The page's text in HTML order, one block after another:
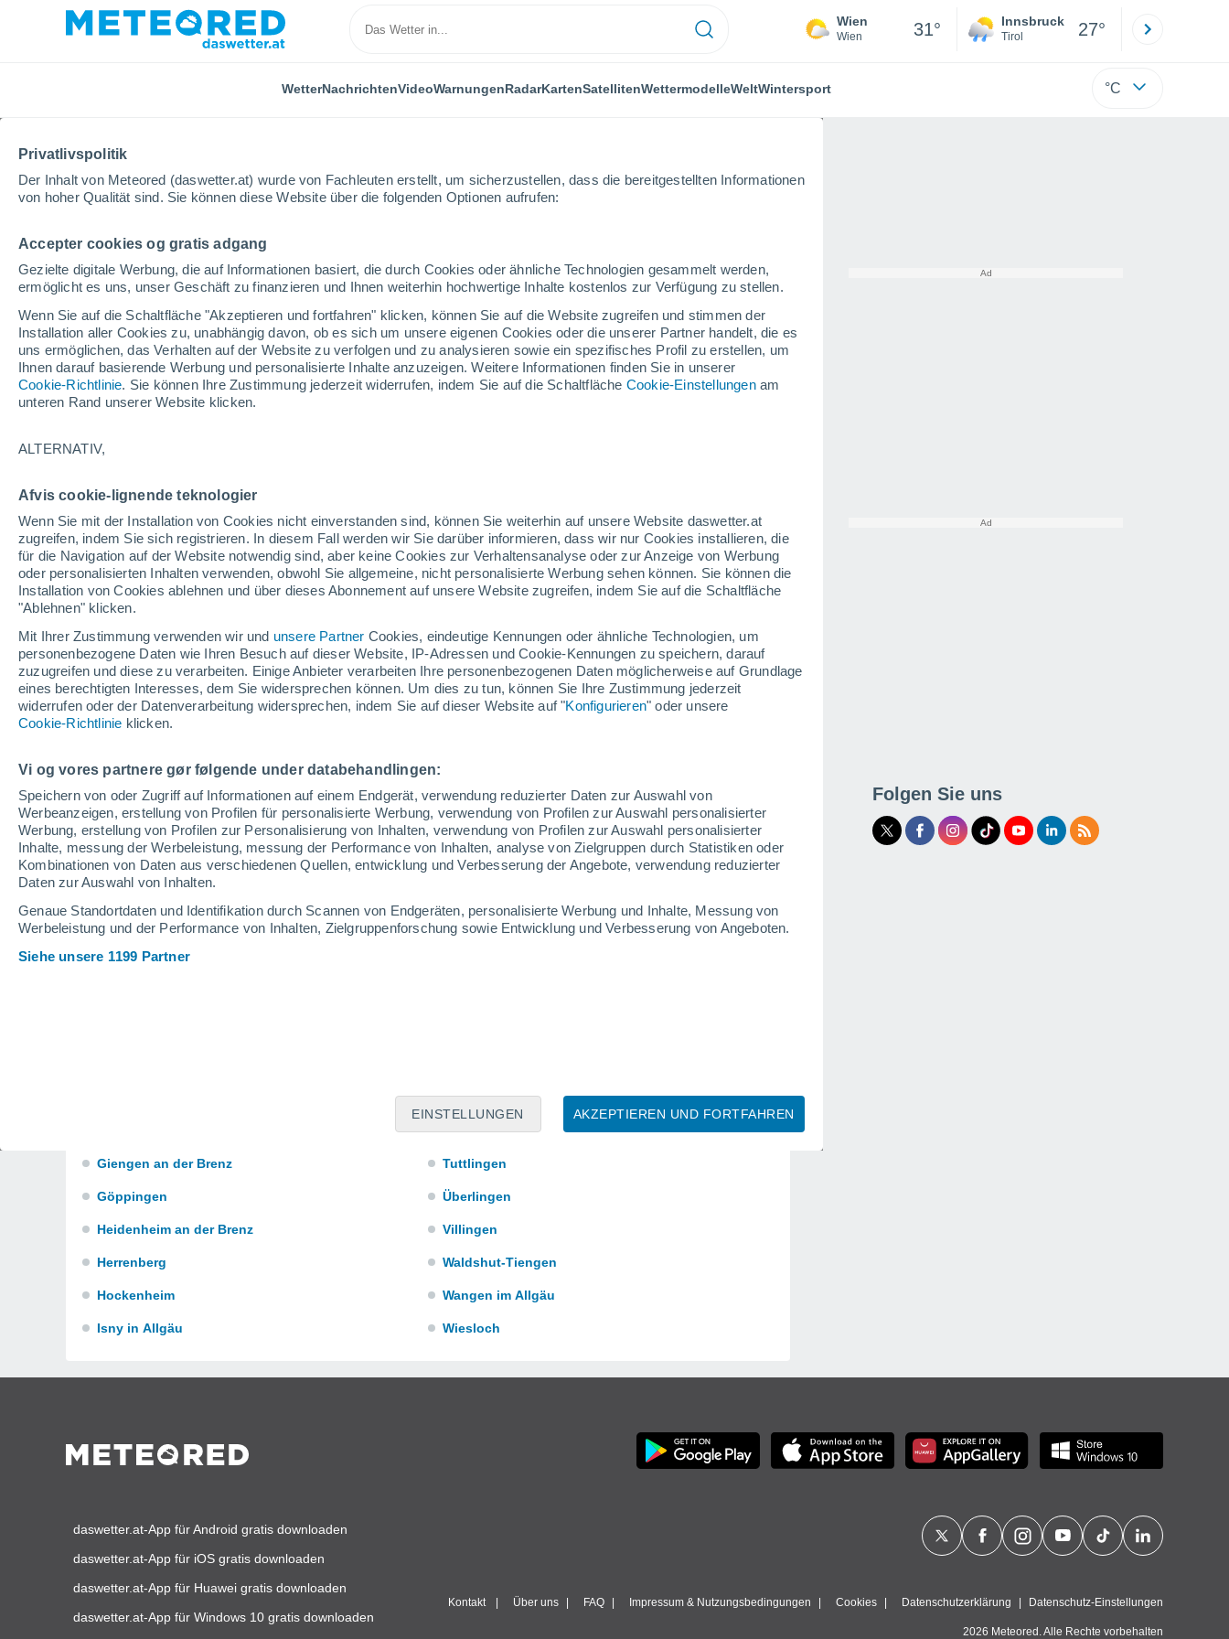
Privatlivspolitik
Der Inhalt von Meteored (daswetter.at) wurde von Fachleuten erstellt, um sicherzustellen, dass die bereitgestellten Informationen
von hoher Qualität sind. Sie können diese Website über die folgenden Optionen aufrufen:
Accepter cookies og gratis adgang
Gezielte digitale Werbung, die auf Informationen basiert, die durch Cookies oder ähnliche Technologien gesammelt werden,
ermöglicht es uns, unser Geschäft zu finanzieren und Ihnen weiterhin hochwertige Inhalte kostenlos zur Verfügung zu stellen.
Wenn Sie auf die Schaltfläche "Akzeptieren und fortfahren" klicken, können Sie auf die Website zugreifen und stimmen der
Installation aller Cookies zu, unabhängig davon, ob es sich um unsere eigenen Cookies oder die unserer Partner handelt, die es
uns ermöglichen, das Verhalten auf der Website zu verfolgen und zu analysieren sowie ein spezifisches Profil zu erstellen, um
Ihnen darauf basierende Werbung und personalisierte Inhalte anzuzeigen. Weitere Informationen finden Sie in unserer
Cookie-Richtlinie. Sie können Ihre Zustimmung jederzeit widerrufen, indem Sie auf die Schaltfläche Cookie-Einstellungenam
unteren Rand unserer Website klicken.
ALTERNATIV,
Afvis cookie-lignende teknologier
Wenn Sie mit der Installation von Cookies nicht einverstanden sind, können Sie weiterhin auf unsere Website daswetter.at
zugreifen, indem Sie sich registrieren. In diesem Fall werden wir Sie darüber informieren, dass wir nur Cookies installieren, die
für die Navigation auf der Website notwendig sind, aber keine Cookies zur Verhaltensanalyse oder zur Anzeige von Werbung
oder personalisierten Inhalten verwenden, obwohl Sie allgemeine, nicht personalisierte Werbung sehen können. Sie können die
Installation von Cookies ablehnen und über dieses Abonnement auf unsere Website zugreifen, indem Sie auf die Schaltfläche
"Ablehnen" klicken.
Mit Ihrer Zustimmung verwenden wir und unsere Partner Cookies, eindeutige Kennungen oder ähnliche Technologien, um
personenbezogene Daten wie Ihren Besuch auf dieser Website, IP-Adressen und Cookie-Kennungen zu speichern, darauf
zuzugreifen und diese zu verarbeiten. Einige Anbieter verarbeiten Ihre personenbezogenen Daten möglicherweise auf Grundlage
eines berechtigten Interesses, dem Sie widersprechen können. Um dies zu tun, können Sie Ihre Zustimmung jederzeit
widerrufen oder der Datenverarbeitung widersprechen, indem Sie auf dieser Website auf "Konfigurieren" oder unsere
Cookie-Richtlinie klicken.
Vi og vores partnere gør følgende under databehandlingen:
Speichern von oder Zugriff auf Informationen auf einem Endgerät, verwendung reduzierter Daten zur Auswahl von
Werbeanzeigen, erstellung von Profilen für personalisierte Werbung, verwendung von Profilen zur Auswahl personalisierter
Werbung, erstellung von Profilen zur Personalisierung von Inhalten, verwendung von Profilen zur Auswahl personalisierter
Inhalte, messung der Werbeleistung, messung der Performance von Inhalten, analyse von Zielgruppen durch Statistiken oder
Kombinationen von Daten aus verschiedenen Quellen, entwicklung und Verbesserung der Angebote, verwendung reduzierter
Daten zur Auswahl von Inhalten.
Genaue Standortdaten und Identifikation durch Scannen von Endgeräten, personalisierte Werbung und Inhalte, Messung von
Werbeleistung und der Performance von Inhalten, Zielgruppenforschung sowie Entwicklung und Verbesserung von Angeboten.
Siehe unsere 1199 Partner
AKZEPTIEREN UND FORTFAHREN
EINSTELLUNGEN
Wien
Wien 31° Innsbruck
Tirol 27°
WetterNachrichtenVideoWarnungenRadarKartenSatellitenWettermodelleWeltWintersport °C
Home Deutschland Baden-Württemberg
Das Wetter in allen Ortschaften in Baden-
Württemberg
Alle Orte in Baden-Württemberg
P
Die meistgesuchten Orte in Baden-Württemberg
Aalen
Achern
Backnang
Bad Saulgau
Baiersbronn
Balingen
Breisach am Rhein
Bruchsal
Buchen (Odenwald)
Calw
Donaueschingen
Ellwangen (Jagst)
Giengen an der Brenz
Göppingen
Heidenheim an der Brenz
Herrenberg
Hockenheim
Isny in Allgäu
Kehl
Kressbronn Am Bodensee
Leonberg
Leutkirch
Lörrach
Radolfzell am Bodensee
Rastatt
Ravensburg
Rottweil
Titisee
Triberg im Schwarzwald
Tuttlingen
Überlingen
Villingen
Waldshut-Tiengen
Wangen im Allgäu
Wiesloch
Folgen Sie uns
daswetter.at-App für Android gratis downloaden
daswetter.at-App für iOS gratis downloaden
daswetter.at-App für Huawei gratis downloaden
daswetter.at-App für Windows 10 gratis downloaden
Kontakt Über uns FAQ Impressum & Nutzungsbedingungen Cookies Datenschutzerklärung Datenschutz-Einstellungen
2026 Meteored. Alle Rechte vorbehalten